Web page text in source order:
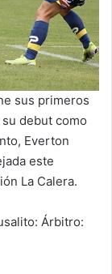
sus primeros
debut como
Everton
este
La Calera.
Árbitro: